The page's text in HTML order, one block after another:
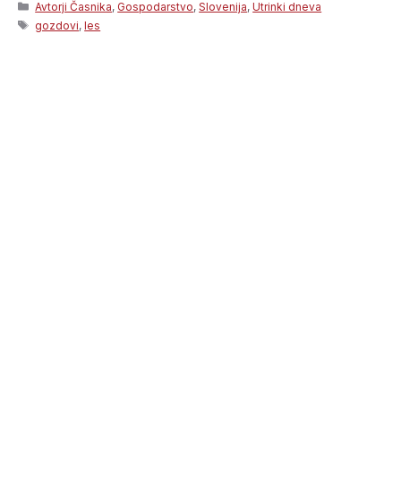
Categories
Avtorji Časnika, Gospodarstvo,Slovenija,Utrinki dneva
Tags
gozdovi,les